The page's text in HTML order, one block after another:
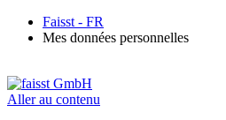
Faisst - FR
Mes données personnelles
Aller au contenu